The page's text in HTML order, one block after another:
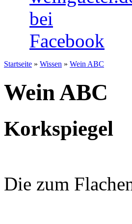
Startseite » Wissen » Wein ABC
Wein ABC
Korkspiegel
Die zum